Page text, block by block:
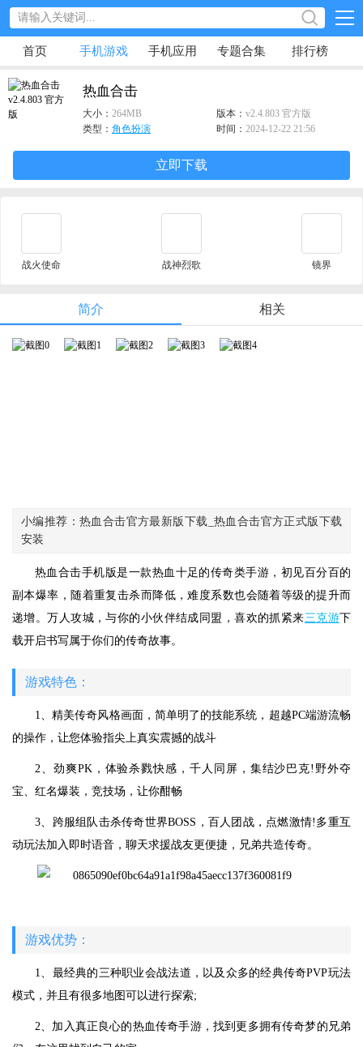
首页 手机游戏 手机应用 专题合集 排行榜
热血合击
大小： 264MB 版本： v2.4.803 官方版
类型： 角色扮演 时间： 2024-12-22 21:56
立即下载
战火使命 战神烈歌 镜界
简介 相关
小编推荐：热血合击官方最新版下载_热血合击官方正式版下载
安装
热血合击手机版是一款热血十足的传奇类手游，初见百分百的
副本爆率，随着重复击杀而降低，难度系数也会随着等级的提升而
递增。万人攻城，与你的小伙伴结成同盟，喜欢的抓紧来三克游下
载开启书写属于你们的传奇故事。
游戏特色：
1、精美传奇风格画面，简单明了的技能系统，超越PC端游流畅
的操作，让您体验指尖上真实震撼的战斗
2、劲爽PK，体验杀戮快感，千人同屏，集结沙巴克!野外夺
宝、红名爆装，竞技场，让你酣畅
3、跨服组队击杀传奇世界BOSS，百人团战，点燃激情!多重互
动玩法加入即时语音，聊天求援战友更便捷，兄弟共造传奇。
游戏优势：
1、最经典的三种职业会战法道，以及众多的经典传奇PVP玩法
模式，并且有很多地图可以进行探索;
2、加入真正良心的热血传奇手游，找到更多拥有传奇梦的兄弟